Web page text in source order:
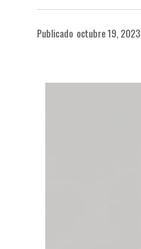
Publicado octubre 19, 2023